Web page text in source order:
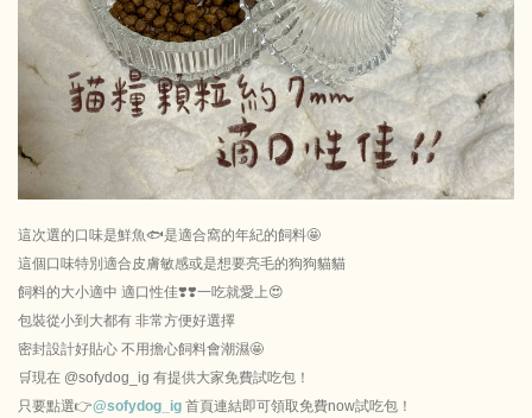
這次選的口味是鮮魚🐟是適合窩的年紀的飼料🤩
這個口味特別適合皮膚敏感或是想要亮毛的狗狗貓貓
飼料的大小適中 適口性佳❣️❣️一吃就愛上😍
包裝從小到大都有 非常方便好選擇
密封設計好貼心 不用擔心飼料會潮濕🤩
🛒現在 @sofydog_ig 有提供大家免費試吃包！
只要點選👉@sofydog_ig 首頁連結即可領取免費now試吃包！